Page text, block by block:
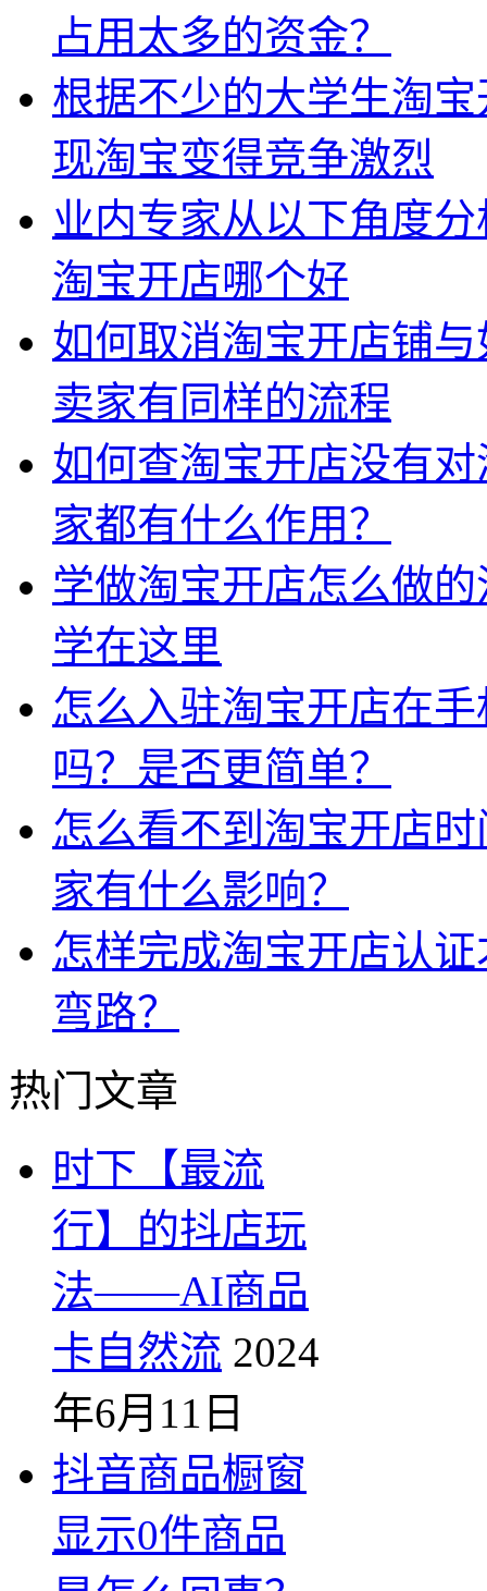
占用太多的资金？
根据不少的大学生淘
现淘宝变得竞争激烈
业内专家从以下角度
淘宝开店哪个好
如何取消淘宝开店铺
卖家有同样的流程
如何查淘宝开店没有
家都有什么作用？
学做淘宝开店怎么做
学在这里
怎么入驻淘宝开店在
吗？是否更简单？
怎么看不到淘宝开店
家有什么影响？
怎样完成淘宝开店认
弯路？
热门文章
时下【最流
行】的抖店玩
法——AI商品
卡自然流 2024
年6月11日
抖音商品橱窗
显示0件商品